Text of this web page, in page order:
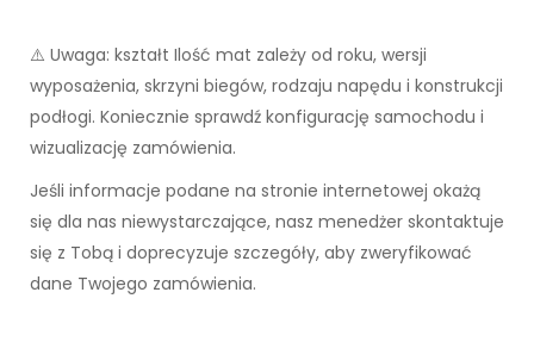
⚠️ Uwaga: kształt Ilość mat zależy od roku, wersji
wyposażenia, skrzyni biegów, rodzaju napędu i konstrukcji
podłogi. Koniecznie sprawdź konfigurację samochodu i
wizualizację zamówienia.
Jeśli informacje podane na stronie internetowej okażą
się dla nas niewystarczające, nasz menedżer skontaktuje
się z Tobą i doprecyzuje szczegóły, aby zweryfikować
dane Twojego zamówienia.